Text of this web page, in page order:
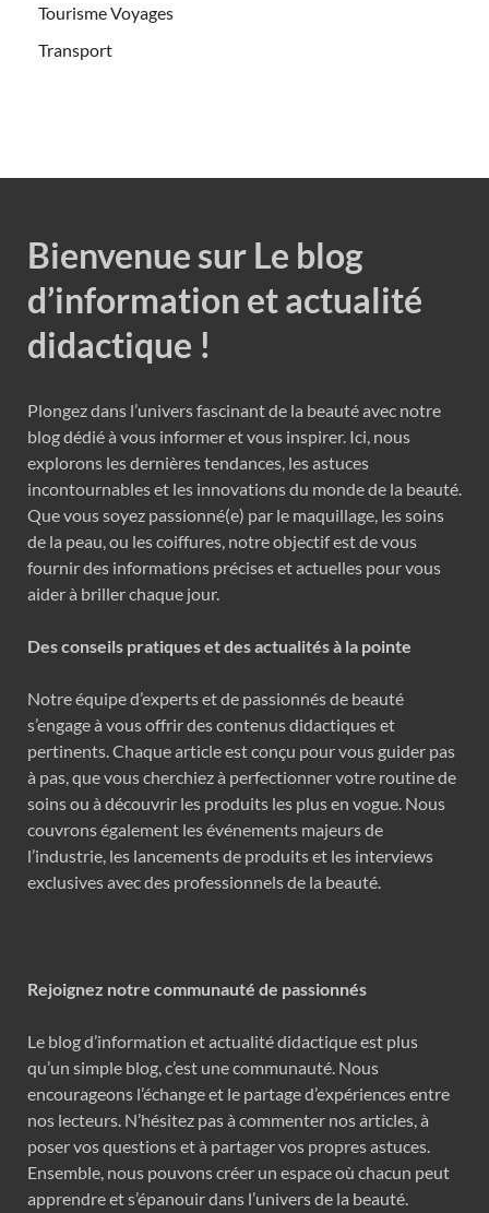
Tourisme Voyages
Transport
Bienvenue sur Le blog
d’information et actualité
didactique !
Plongez dans l’univers fascinant de la beauté avec notre
blog dédié à vous informer et vous inspirer. Ici, nous
explorons les dernières tendances, les astuces
incontournables et les innovations du monde de la beauté.
Que vous soyez passionné(e) par le maquillage, les soins
de la peau, ou les coiffures, notre objectif est de vous
fournir des informations précises et actuelles pour vous
aider à briller chaque jour.
Des conseils pratiques et des actualités à la pointe
Notre équipe d’experts et de passionnés de beauté
s’engage à vous offrir des contenus didactiques et
pertinents. Chaque article est conçu pour vous guider pas
à pas, que vous cherchiez à perfectionner votre routine de
soins ou à découvrir les produits les plus en vogue. Nous
couvrons également les événements majeurs de
l’industrie, les lancements de produits et les interviews
exclusives avec des professionnels de la beauté.
Rejoignez notre communauté de passionnés
Le blog d’information et actualité didactique est plus
qu’un simple blog, c’est une communauté. Nous
encourageons l’échange et le partage d’expériences entre
nos lecteurs. N’hésitez pas à commenter nos articles, à
poser vos questions et à partager vos propres astuces.
Ensemble, nous pouvons créer un espace où chacun peut
apprendre et s’épanouir dans l’univers de la beauté.